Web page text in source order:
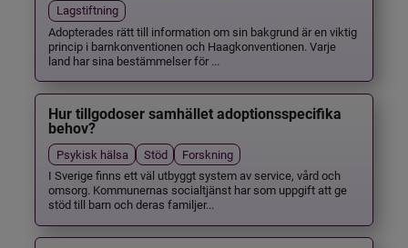
Lagstiftning
Adopterades rätt till information om sin bakgrund är en viktig
princip i barnkonventionen och Haagkonventionen. Varje
land har sina bestämmelser för ...
Hur tillgodoser samhället adoptionsspecifika
behov?
Psykisk hälsa Stöd
Forskning
I Sverige finns ett väl utbyggt system av service, vård och
omsorg. Kommunernas socialtjänst har som uppgift att ge
stöd till barn och deras familjer...